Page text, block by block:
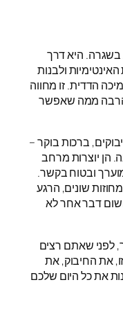
בשגרה. היא דרך
ולבנות
הדדית. זו מחווה
ממה שאפשר
ברכות בוקר –
הן יוצרות מרחב
ובטוח בקשר.
שונים, הרגע
ושום דבר אחר לא
לפני שאתם רצים
את החיבוק, את
את כל היום שלכם